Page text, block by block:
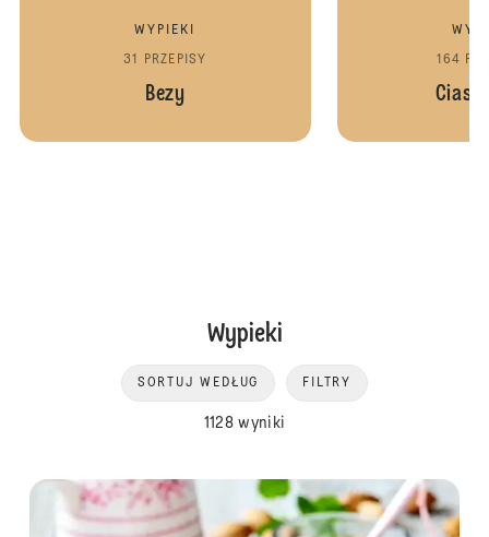
WYPIEKI
31 PRZEPISY
Bezy
164
Wypieki
1128 wyniki
SORTUJ WEDŁUG FILTRY